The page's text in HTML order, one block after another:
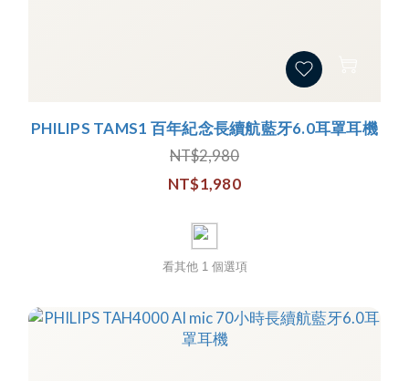
PHILIPS TAMS1 百年紀念長續航藍牙6.0耳罩耳機
NT$2,980
NT$1,980
看其他 1 個選項